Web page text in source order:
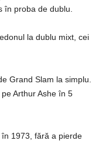
în proba de dublu.
la dublu mixt, cei
Grand Slam la simplu.
Arthur Ashe în 5
1973, fără a pierde